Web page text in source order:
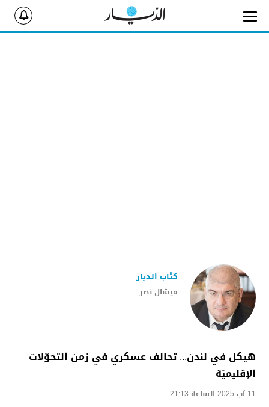
ميشال نصر
كتّاب الديار
هيكل في لندن... تحالف عسكري في زمن التحوّلات
الإقليميّة
11 آب 2025 الساعة 21:13